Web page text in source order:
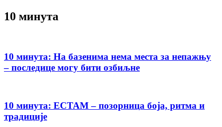
10 минута
10 минута: На базенима нема места за непажњу
– последице могу бити озбиљне
10 минута: ЕСТАМ – позорница боја, ритма и
традиције